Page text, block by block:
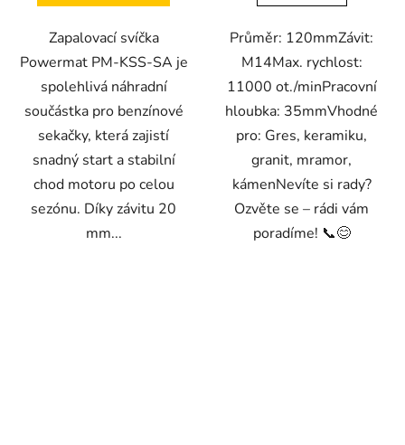
Zapalovací svíčka
Powermat PM-KSS-SA je
spolehlivá náhradní
součástka pro benzínové
sekačky, která zajistí
snadný start a stabilní
chod motoru po celou
sezónu. Díky závitu 20
mm...
Průměr: 120mmZávit:
M14Max. rychlost:
11000 ot./minPracovní
hloubka: 35mmVhodné
pro: Gres, keramiku,
granit, mramor,
kámenNevíte si rady?
Ozvěte se – rádi vám
poradíme! 📞😊